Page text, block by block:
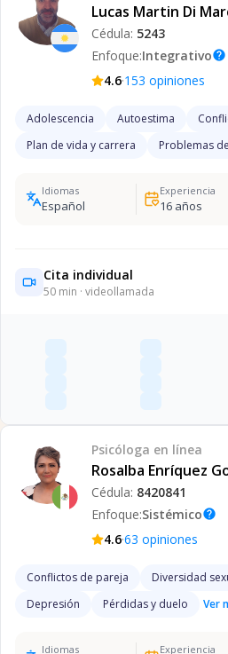
Lucas Martin Di
Cédula: 5243
Enfoque:Integrativohelp
4.6·153 opiniones
Adolescencia Autoestima
Plan de vida y carrera
Problemas
Idiomas
Español
Experiencia
16años
Cita individual
50 min · videollamada
Psicóloga en línea
Rosalba Enríquez
Cédula: 8420841
Enfoque:Sistémicohelp
4.6·63 opiniones
Conflictos de pareja Diversidad
Depresión
Pérdidas y duelo Ver
Idiomas Experiencia